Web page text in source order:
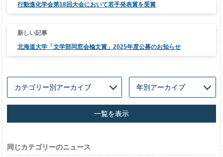
行動進化学会第18回大会において若手発表賞を受賞
北海道大学「文学部同窓会楡文賞」2025年度公募のお知らせ
一覧を表示
同じカテゴリーのニュース